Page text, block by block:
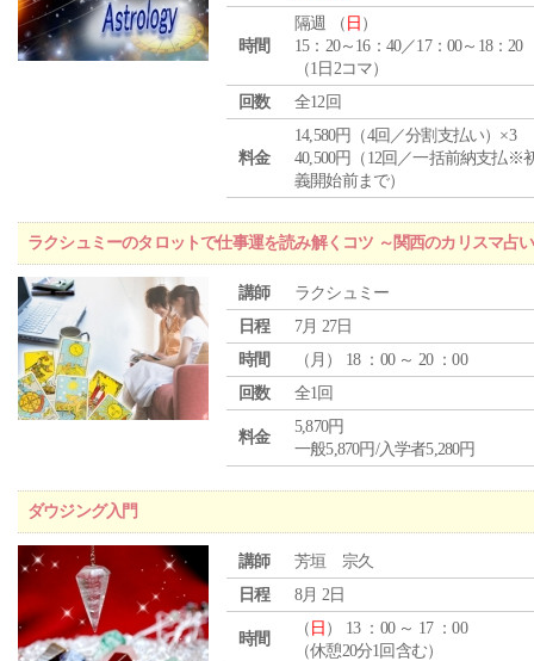
時間
隔週 （ 日 ）
15：20～16：40／17：00～18：20
（1日2コマ）
回数
全12回
料金
14,580円（4回／分割支払い）×3
40,500円（12回／一括前納支払※
義開始前まで）
ラクシュミーのタロットで仕事運を読み解くコツ ～関西のカリスマ占
講師
ラクシュミー
日程
7月 27日
時間
（ 月 ） 18 ：00 ～ 20 ：00
回数
全1回
料金
5,870円
一般5,870円/入学者5,280円
ダウジング入門
講師
芳垣 宗久
日程
8月 2日
時間
（ 日 ） 13 ：00 ～ 17 ：00
（休憩20分1回含む）